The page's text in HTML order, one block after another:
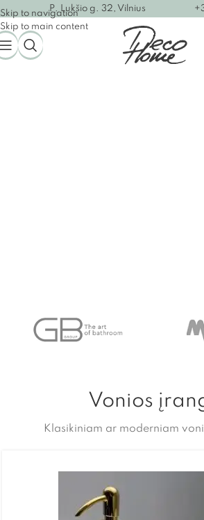
Skip to navigation
Skip to main content
P. Lukšio g. 32, Vilnius
Vonios
Klasikiniam ar moderniam